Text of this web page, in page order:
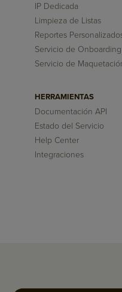
IP Dedicada
Limpieza de Listas
Reportes
Servicio de Onboarding
Servicio de
HERRAMIENTAS
Documentación API
Estado del Servicio
Help Center
Integraciones